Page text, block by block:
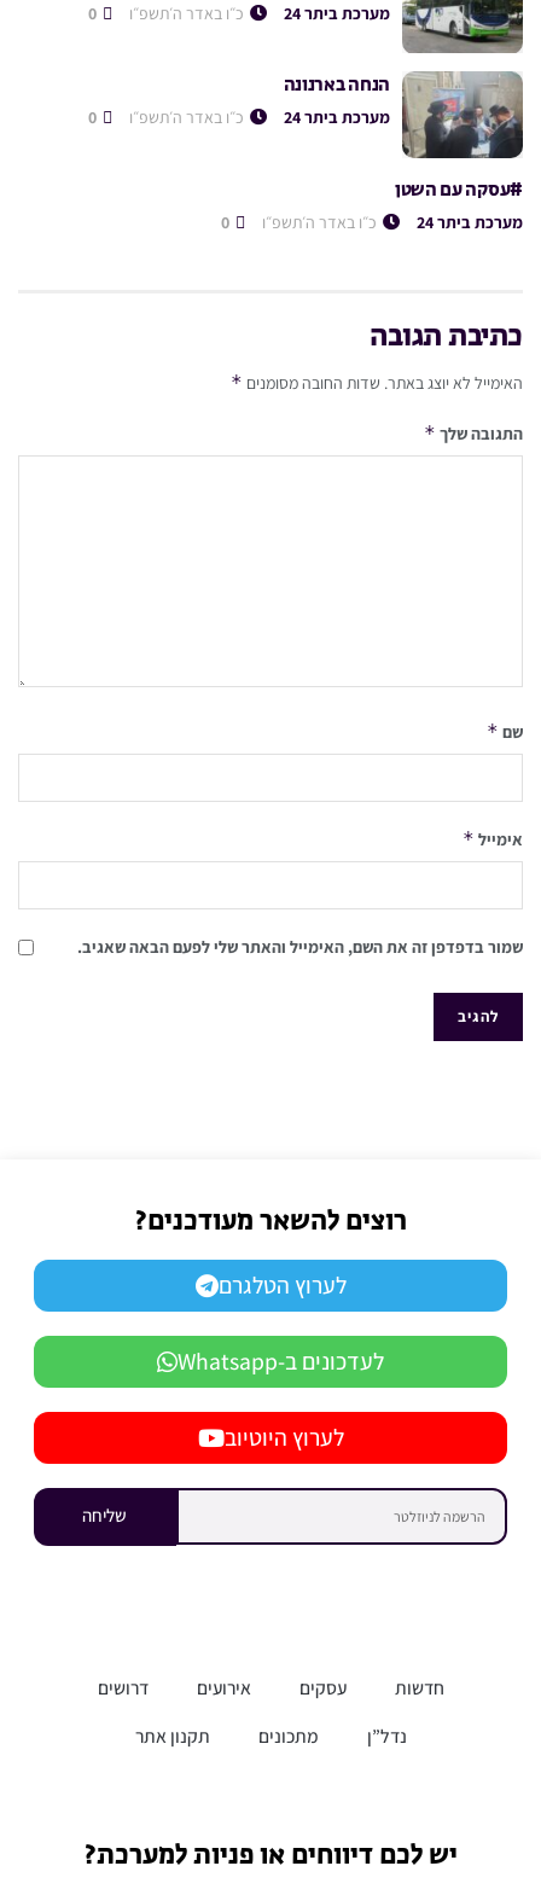
מערכת ביתר 24 כ״ו באדר ה׳תשפ״ו
הנחה בארנונה
מערכת ביתר 24 כ״ו באדר ה׳תשפ״ו
#עסקה עם השטן
מערכת ביתר 24 כ״ו באדר ה׳תשפ״ו
כתיבת תגובה
האימייל לא יוצג באתר. שדות החובה מסומנים *
התגובה שלך *
שם *
אימייל *
שמור בדפדפן זה את השם, האימייל והאתר שלי לפעם הבאה שאגיב.
רוצים להשאר מעודכנים?
לערוץ הטלגרם
לעדכונים ב-Whatsapp
לערוץ היוטיוב
שליחה
חדשות עסקים אירועים
דרושים
נדל”ן
מתכונים תקנון אתר
יש לכם דיווחים או פניות למערכת?